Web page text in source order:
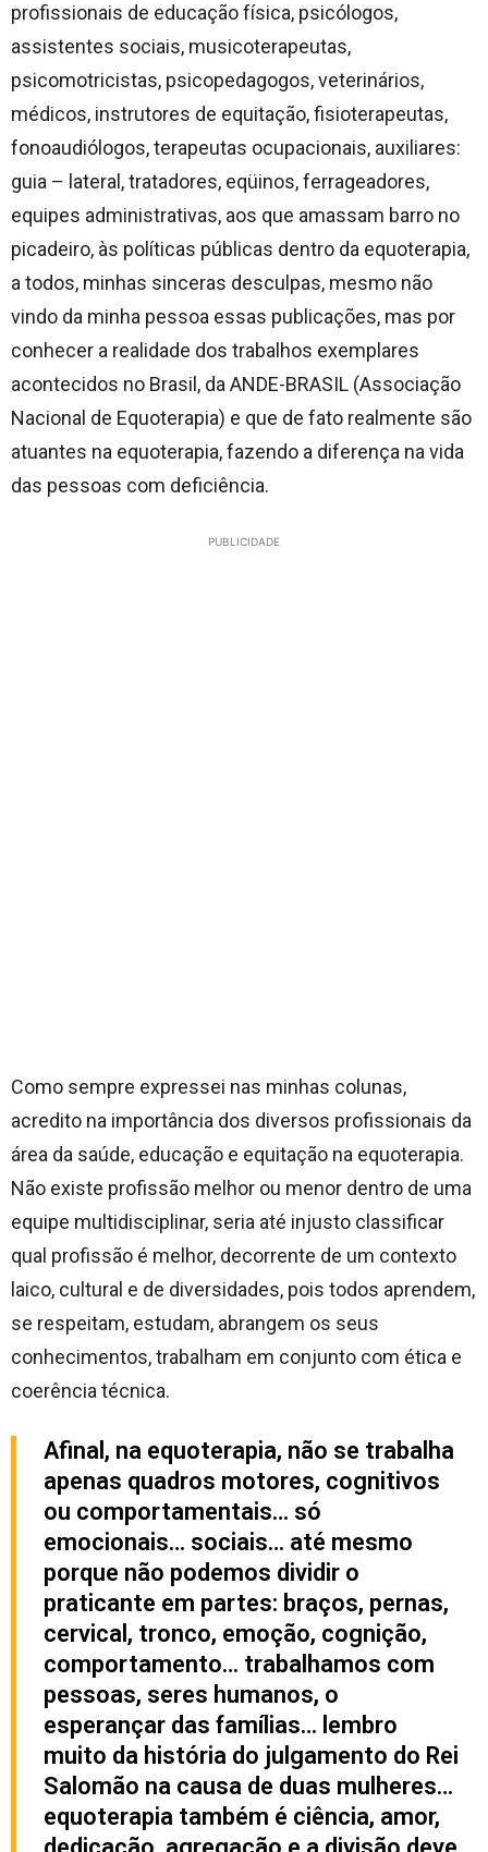
profissionais de educação física, psicólogos,
assistentes sociais, musicoterapeutas,
psicomotricistas, psicopedagogos, veterinários,
médicos, instrutores de equitação, fisioterapeutas,
fonoaudiólogos, terapeutas ocupacionais, auxiliares:
guia – lateral, tratadores, eqüinos, ferrageadores,
equipes administrativas, aos que amassam barro no
picadeiro, às políticas públicas dentro da equoterapia,
a todos, minhas sinceras desculpas, mesmo não
vindo da minha pessoa essas publicações, mas por
conhecer a realidade dos trabalhos exemplares
acontecidos no Brasil, da ANDE-BRASIL (Associação
Nacional de Equoterapia) e que de fato realmente são
atuantes na equoterapia, fazendo a diferença na vida
das pessoas com deficiência.
PUBLICIDADE
Como sempre expressei nas minhas colunas,
acredito na importância dos diversos profissionais da
área da saúde, educação e equitação na equoterapia.
Não existe profissão melhor ou menor dentro de uma
equipe multidisciplinar, seria até injusto classificar
qual profissão é melhor, decorrente de um contexto
laico, cultural e de diversidades, pois todos aprendem,
se respeitam, estudam, abrangem os seus
conhecimentos, trabalham em conjunto com ética e
coerência técnica.
Afinal, na equoterapia, não se trabalha
apenas quadros motores, cognitivos
ou comportamentais… só
emocionais… sociais… até mesmo
porque não podemos dividir o
praticante em partes: braços, pernas,
cervical, tronco, emoção, cognição,
comportamento… trabalhamos com
pessoas, seres humanos, o
esperançar das famílias… lembro
muito da história do julgamento do Rei
Salomão na causa de duas mulheres…
equoterapia também é ciência, amor,